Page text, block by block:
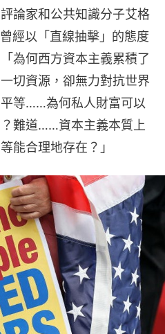
論家和公共知識分子艾格
經以「直線抽擊」的態度
為何西方資本主義累積了
切資源，卻無力對抗世界
平等……為何私人財富可以
難道……資本主義本質上
能合理地存在？」